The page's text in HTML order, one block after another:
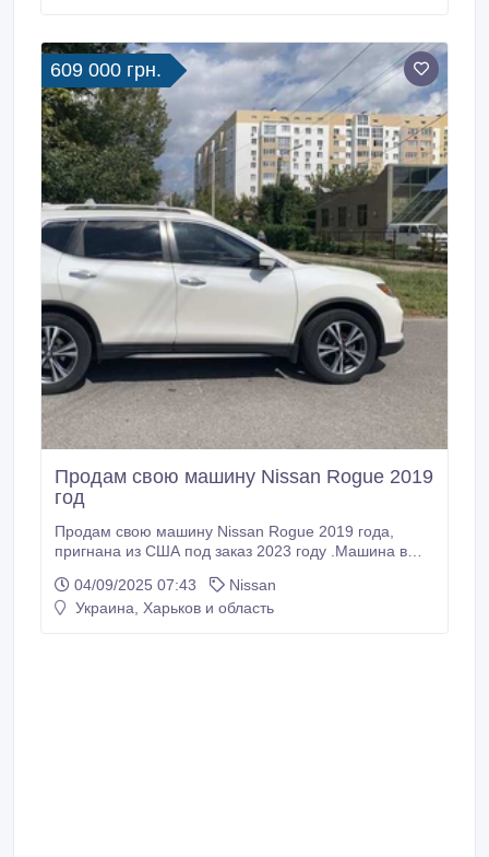
609 000 грн.
Продам свою машину Nissan Rogue 2019
год
Продам свою машину Nissan Rogue 2019 года,
пригнана из США под заказ 2023 году .Машина в
Передний привод, кожаный салон , кожаный руль
(все с подогревом), на круговом 360, андроид,
04/09/2025 07:43
Nissan
Украина, Харьков и область